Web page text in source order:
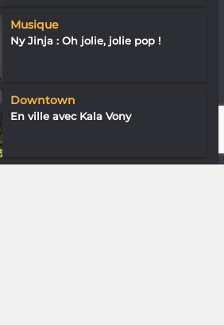
Musique
Ny Jinja : Oh jolie, jolie pop !
Downtown
En ville avec Kala Vony